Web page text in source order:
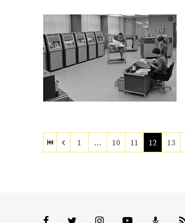
1 … 10 11 12 13